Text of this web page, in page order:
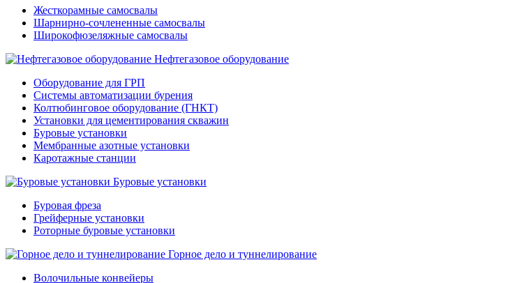
Жесткорамные самосвалы
Шарнирно-сочлененные самосвалы
Широкофюзеляжные самосвалы
Нефтегазовое оборудование
Оборудование для ГРП
Системы автоматизации бурения
Колтюбинговое оборудование (ГНКТ)
Установки для цементирования скважин
Буровые установки
Мембранные азотные установки
Каротажные станции
Буровые установки
Буровая фреза
Грейферные установки
Роторные буровые установки
Горное дело и туннелирование
Волочильные конвейеры